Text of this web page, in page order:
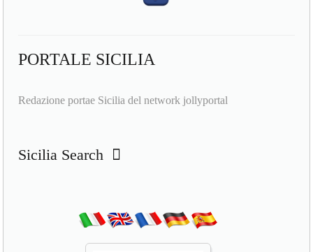
PORTALE SICILIA
Redazione portae Sicilia del network jollyportal
Sicilia Search